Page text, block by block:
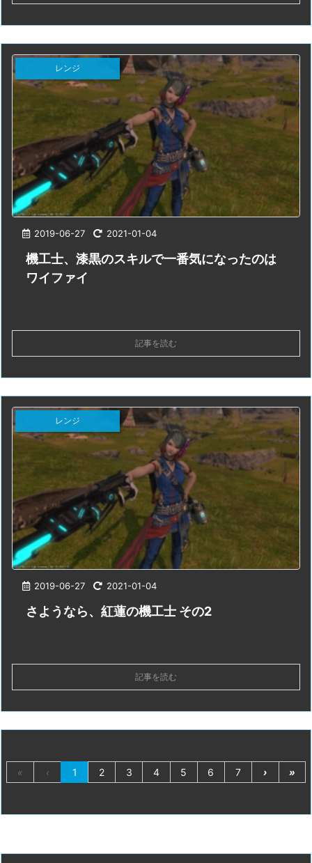
2019-06-27 2021-01-04
レンジ
機工士、漆黒のスキルで一番気になったのは
ワイファイ
記事を読む
2019-06-27 2021-01-04
レンジ
さようなら、紅蓮の機工士 その2
記事を読む
« ‹ 1 2 3 4 5 6 7 › »